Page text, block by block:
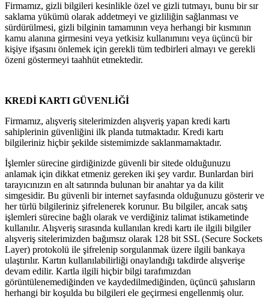
Firmamız, gizli bilgileri kesinlikle özel ve gizli tutmayı, bunu bir sır
saklama yükümü olarak addetmeyi ve gizliliğin sağlanması ve
sürdürülmesi, gizli bilginin tamamının veya herhangi bir kısmının
kamu alanına girmesini veya yetkisiz kullanımını veya üçüncü bir
kişiye ifşasını önlemek için gerekli tüm tedbirleri almayı ve gerekli
özeni göstermeyi taahhüt etmektedir.
KREDİ KARTI GÜVENLİĞİ
Firmamız, alışveriş sitelerimizden alışveriş yapan kredi kartı
sahiplerinin güvenliğini ilk planda tutmaktadır. Kredi kartı
bilgileriniz hiçbir şekilde sistemimizde saklanmamaktadır.
İşlemler sürecine girdiğinizde güvenli bir sitede olduğunuzu
anlamak için dikkat etmeniz gereken iki şey vardır. Bunlardan biri
tarayıcınızın en alt satırında bulunan bir anahtar ya da kilit
simgesidir. Bu güvenli bir internet sayfasında olduğunuzu gösterir ve
her türlü bilgileriniz şifrelenerek korunur. Bu bilgiler, ancak satış
işlemleri sürecine bağlı olarak ve verdiğiniz talimat istikametinde
kullanılır. Alışveriş sırasında kullanılan kredi kartı ile ilgili bilgiler
alışveriş sitelerimizden bağımsız olarak 128 bit SSL (Secure Sockets
Layer) protokolü ile şifrelenip sorgulanmak üzere ilgili bankaya
ulaştırılır. Kartın kullanılabilirliği onaylandığı takdirde alışverişe
devam edilir. Kartla ilgili hiçbir bilgi tarafımızdan
görüntülenemediğinden ve kaydedilmediğinden, üçüncü şahısların
herhangi bir koşulda bu bilgileri ele geçirmesi engellenmiş olur.